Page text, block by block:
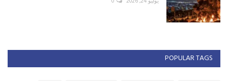
POPULAR TAGS